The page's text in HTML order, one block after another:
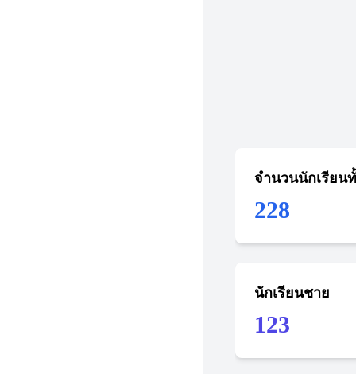
จำนวนนักเรียน
228
นักเรียนชาย
123